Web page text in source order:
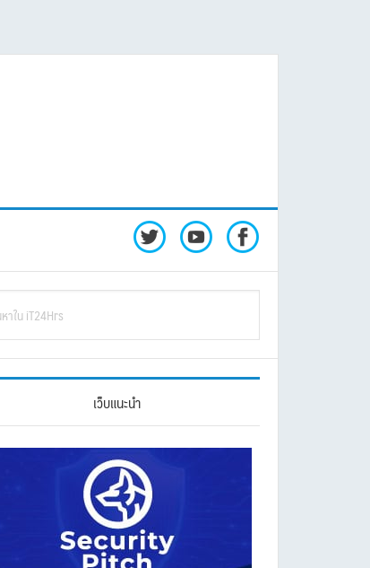
เว็บแนะนำ